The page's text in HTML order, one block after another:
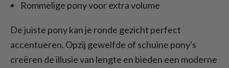
Rommelige pony voor extra volume
De juiste pony kan je ronde gezicht perfect
accentueren. Opzij gewelfde of schuine pony's
creëren de illusie van lengte en bieden een moderne